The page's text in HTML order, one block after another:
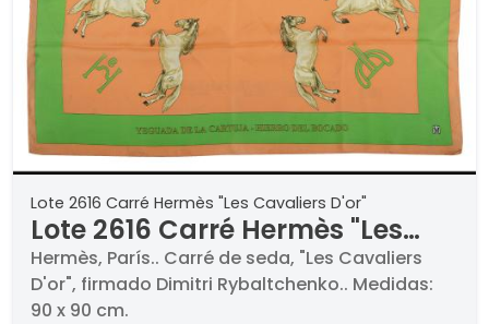
Lote 2616 Carré Hermès "Les Cavaliers D'or"
Lote 2616 Carré Hermès "Les
Cavaliers D'or"
Hermès, París.. Carré de seda, "Les Cavaliers
D'or", firmado Dimitri Rybaltchenko.. Medidas:
90 x 90 cm.